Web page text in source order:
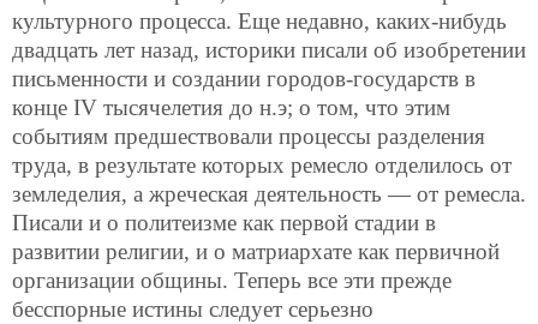
культурного процесса. Еще недавно, каких-нибудь
двадцать лет назад, историки писали об изобретении
письменности и создании городов-государств в
конце IV тысячелетия до н.э; о том, что этим
событиям предшествовали процессы разделения
труда, в результате которых ремесло отделилось от
земледелия, а жреческая деятельность — от ремесла.
Писали и о политеизме как первой стадии в
развитии религии, и о матриархате как первичной
организации общины. Теперь все эти прежде
бесспорные истины следует серьезно